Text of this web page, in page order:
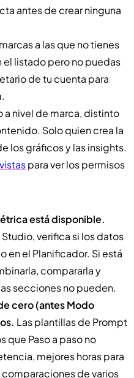
antes de crear ninguna
a las que no tienes
el listado pero no puedas
de tu cuenta para
a nivel de marca, distinto
Solo quien crea la
los gráficos y las insights.
para ver los permisos
está disponible.
verifica si los datos
en el Planificador. Si está
compararla y
secciones no pueden.
cero (antes Modo
Las plantillas de Prompt
que Paso a paso no
mejores horas para
de varios